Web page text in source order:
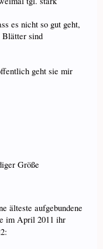
es nicht so gut geht,
Blätter sind
geht sie mir
Größe
älteste aufgebundene
im April 2011 ihr